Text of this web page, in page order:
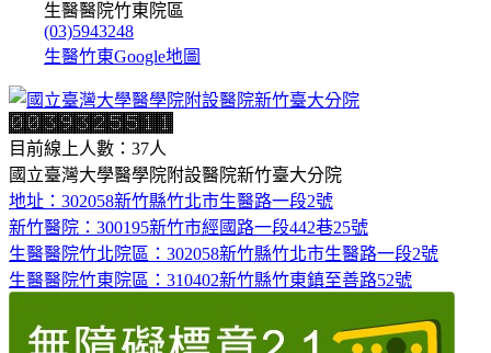
生醫醫院竹東院區
(03)5943248
生醫竹東Google地圖
目前線上人數：37人
國立臺灣大學醫學院附設醫院新竹臺大分院
地址：302058新竹縣竹北市生醫路一段2號
新竹醫院：300195新竹市經國路一段442巷25號
生醫醫院竹北院區：302058新竹縣竹北市生醫路一段2號
生醫醫院竹東院區：310402新竹縣竹東鎮至善路52號